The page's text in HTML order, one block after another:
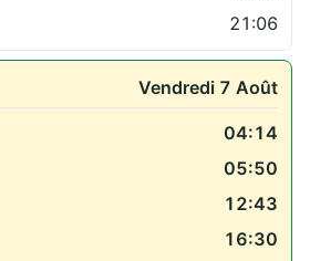
21:06
Vendredi 7 Août
04:14
05:50
12:43
16:30